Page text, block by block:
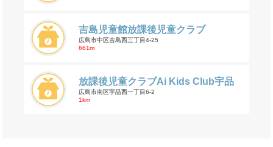
吉島児童館放課後児童クラブ
広島市中区吉島西三丁目4-25
661m
放課後児童クラブAi Kids Club宇品
広島市南区宇品西一丁目6-2
1km